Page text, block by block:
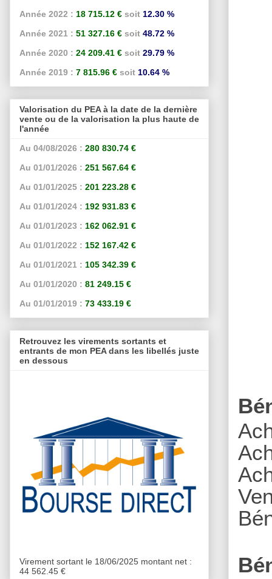
A
Année 2022 : 18 715.12 € soit 12.30 %
Année 2021 : 51 327.16 € soit 48.72 %
Année 2020 : 24 209.41 € soit 29.79 %
Année 2019 : 7 815.96 € soit 10.64 %
Valorisation du PEA à la date de la dernière
vente ou de la valorisation la plus haute de
l'année
Au 04/08/2026 : 280 830.74 €
Au 01/01/2026 : 251 567.64 €
Au 01/01/2025 : 201 223.28 €
Au 01/01/2024 : 192 931.83 €
Au 01/01/2023 : 162 062.91 €
Au 01/01/2022 : 152 167.42 €
Au 01/01/2021 : 105 342.39 €
Au 01/01/2020 : 81 249.15 €
Au 01/01/2019 : 73 433.19 €
Retrouvez les virements sortants et
entrants de mon PEA dans les libellés juste
en dessous
Virement sortant le 18/06/2025 montant net :
44 562.45 €